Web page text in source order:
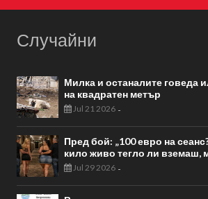
Случайни
Милка и останалите говеда
на квадратен метър
Jul 21 2026-
Пред бой: „100 евро на
кило живо тегло ли вземаш,
Jul 29 2026-